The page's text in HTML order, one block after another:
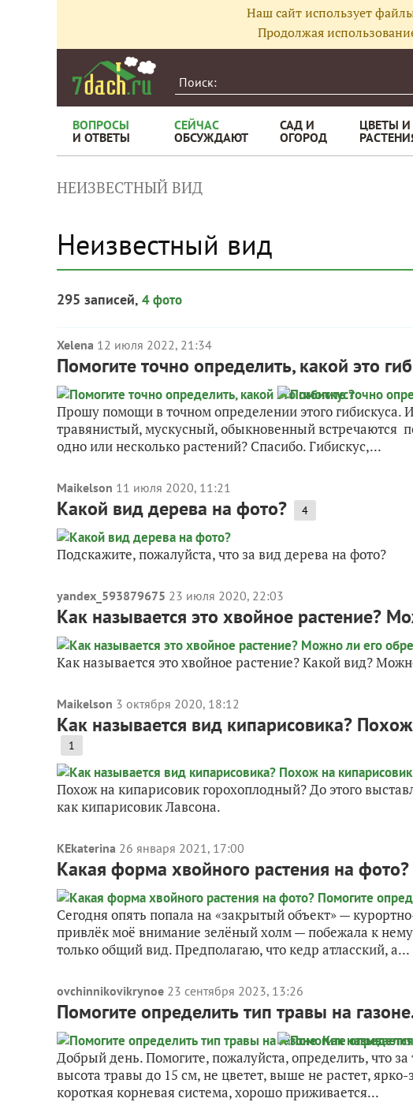
Наш сайт использует
Продолжая
ВОПРОСЫ
И ОТВЕТЫ
СЕЙЧАС
ОБСУЖДАЮТ
САД И
ОГОРОД
ЦВЕТЫ И
НЕИЗВЕСТНЫЙ ВИД
Неизвестный вид
295 записей, 4 фото
Xelena 12 июля 2022, 21:34
Помогите точно определить, какой это
Прошу помощи в точном определении этого гибискуса.
травянистый, мускусный, обыкновенный встречаются
одно или несколько растений? Спасибо. Гибискус,...
Maikelson 11 июля 2020, 11:21
Какой вид дерева на фото? 4
Подскажите, пожалуйста, что за вид дерева на фото?
yandex_593879675 23 июля 2020, 22:03
Как называется это хвойное растение?
Как называется это хвойное растение? Какой вид?
Maikelson 3 октября 2020, 18:12
Как называется вид кипарисовика?
1
Похож на кипарисовик горохоплодный? До этого
как кипарисовик Лавсона.
KEkaterina 26 января 2021, 17:00
Какая форма хвойного растения на
Сегодня опять попала на «закрытый объект» —
привлёк моё внимание зелёный холм — побежала к
только общий вид. Предполагаю, что кедр атласский, а...
ovchinnikovikrynoe 23 сентября 2023, 13:26
Помогите определить тип травы на
Добрый день. Помогите, пожалуйста, определить, что за
высота травы до 15 см, не цветет, выше не растет,
короткая корневая система, хорошо приживается...